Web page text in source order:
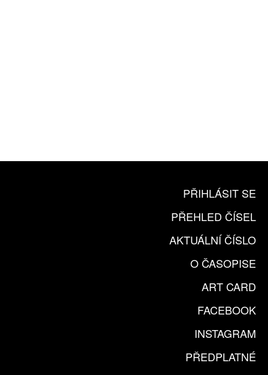
PŘIHLÁSIT SE
PŘEHLED ČÍSEL
AKTUÁLNÍ ČÍSLO
O ČASOPISE
ART CARD
FACEBOOK
INSTAGRAM
PŘEDPLATNÉ